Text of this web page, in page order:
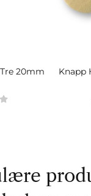
20mm
Knapp